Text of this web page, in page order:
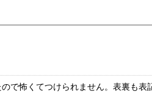
で怖くてつけられません。表裏も表